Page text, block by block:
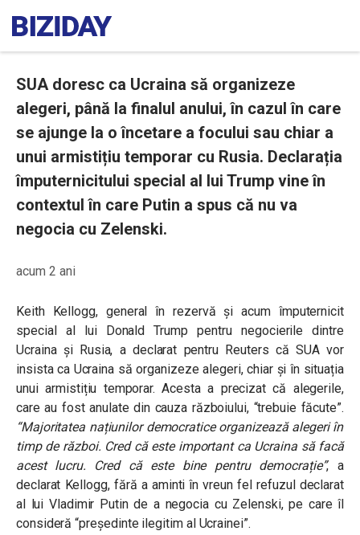
SUA doresc ca Ucraina să organizeze
alegeri, până la finalul anului, în cazul în care
se ajunge la o încetare a focului sau chiar a
unui armistițiu temporar cu Rusia. Declarația
împuternicitului special al lui Trump vine în
contextul în care Putin a spus că nu va
negocia cu Zelenski.
acum 2 ani
Keith Kellogg, general în rezervă și acum împuternicit
special al lui Donald Trump pentru negocierile dintre
Ucraina și Rusia, a declarat pentru Reuters că SUA vor
insista ca Ucraina să organizeze alegeri, chiar și în situația
unui armistițiu temporar. Acesta a precizat că alegerile,
care au fost anulate din cauza războiului, “trebuie făcute”.
“Majoritatea națiunilor democratice organizează alegeri în
timp de război. Cred că este important ca Ucraina să facă
acest lucru. Cred că este bine pentru democrație”, a
declarat Kellogg, fără a aminti în vreun fel refuzul declarat
al lui Vladimir Putin de a negocia cu Zelenski, pe care îl
consideră “președinte ilegitim al Ucrainei”.